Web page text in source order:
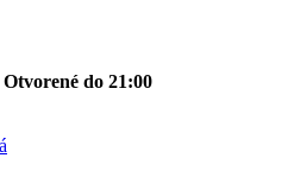
Otvorené do 21:00